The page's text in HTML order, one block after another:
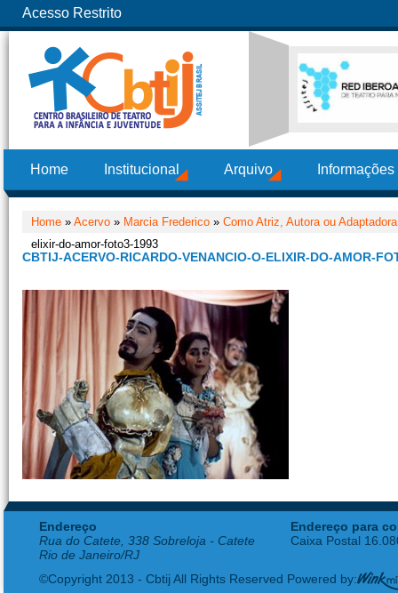
Acesso Restrito
Home Institucional Arquivo
Home » Acervo » Marcia Frederico » Como Atriz, Autora ou Adaptadora
elixir-do-amor-foto3-1993
CBTIJ-ACERVO-RICARDO-VENANCIO-O-ELIXIR-DO-AMOR-
Endereço
Rua do Catete, 338 Sobreloja - Catete
Rio de Janeiro/RJ
Endereço para
Caixa Postal
©Copyright 2013 - Cbtij All Rights Reserved Powered by: